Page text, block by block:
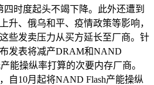
四时度起头不竭下降。此外还遭到
升、俄乌和平、疫情政策等影响，
些发卖压力从买方延长至厂商。针
发表将减产DRAM和NAND
能操纵率打算的次要内存厂商。
自10月起将NAND Flash产能操纵